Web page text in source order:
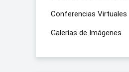
Conferencias Virtuales
Galerías de Imágenes